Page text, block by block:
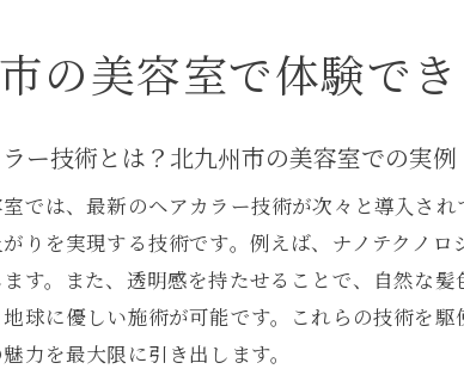
美容室選びで失敗し
美容室選びのポ
失敗しないサロ
自分に合った美
地元愛されサロ
初めてでも安心
驚きの変身！北九州
の美容室で体験で
ー技術とは？北九州市の美容室での実例
では、最新のヘアカラー技術が次々と導入さ
りを実現する技術です。例えば、ナノテクノ
す。また、透明感を持たせることで、自然な
球に優しい施術が可能です。これらの技術を
力を最大限に引き出します。